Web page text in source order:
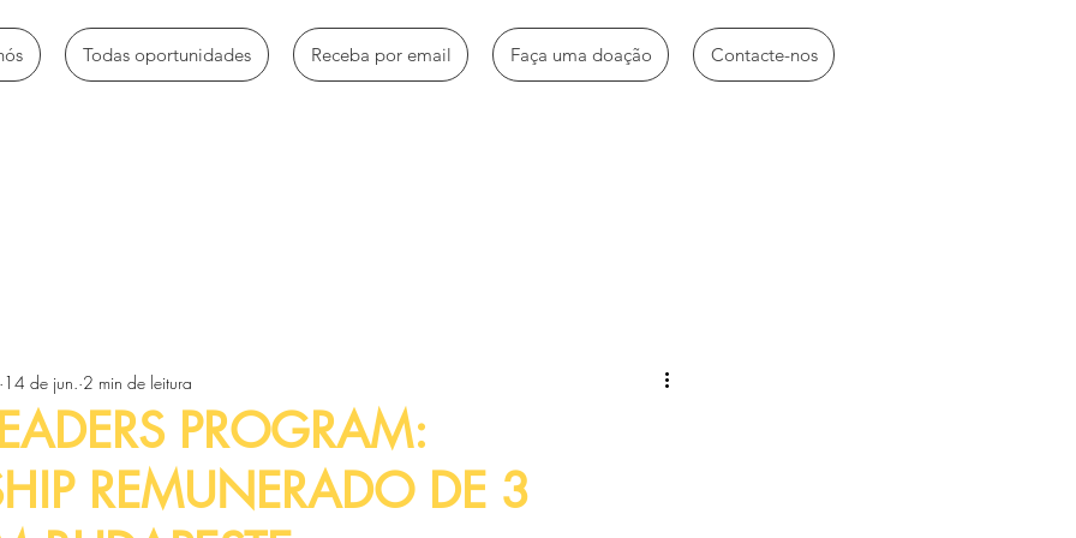
Todas oportunidades Receba por email Faça uma doação Contacte-nos
e trabalhos sociais
Artigos
PROGRAM:
REMUNERADO DE 3
14 de jun. 2 min de leitura